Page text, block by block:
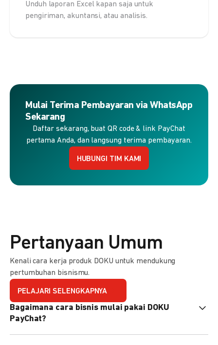
Unduh laporan Excel kapan saja untuk
pengiriman, akuntansi, atau analisis.
Mulai Terima Pembayaran via WhatsApp
Sekarang
Daftar sekarang, buat QR code & link PayChat
pertama Anda, dan langsung terima pembayaran.
HUBUNGI TIM KAMI
Pertanyaan Umum
Kenali cara kerja produk DOKU untuk mendukung
pertumbuhan bisnismu.
PELAJARI SELENGKAPNYA
Bagaimana cara bisnis mulai pakai DOKU
PayChat?